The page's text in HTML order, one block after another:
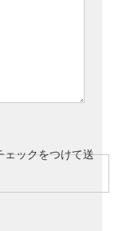
ェックをつけて送